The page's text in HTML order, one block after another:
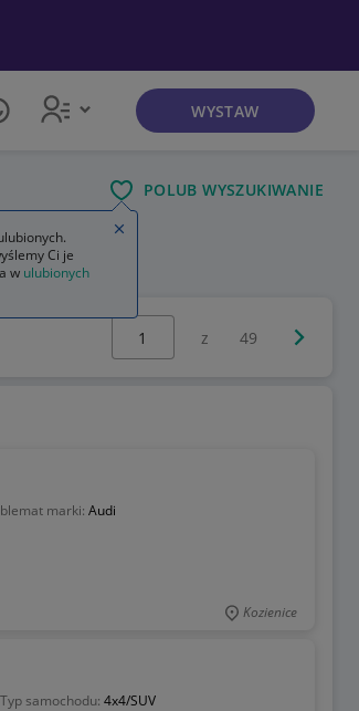
WYSTAW
POLUB WYSZUKIWANIE
Wybierz stronę:
z 49
marki: Audi
Kozienice
Typ samochodu: 4x4/SUV
Ci je
w ulubionych
Zamknij wskazówkę